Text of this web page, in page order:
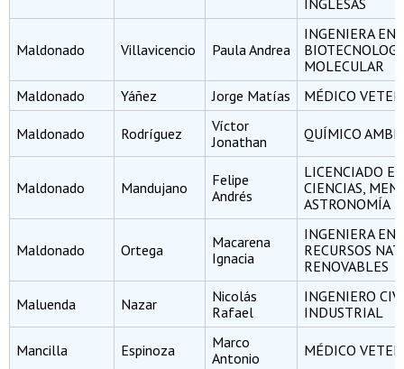
INGLESAS
Maldonado Villavicencio Paula Andrea
INGENIERA EN
MOLECULAR
Maldonado
Yáñez Jorge Matías MÉDICO
Maldonado Rodríguez
Víctor
Jonathan
QUÍMICO
Maldonado Mandujano
Felipe
Andrés
LICENCIADO EN
CIENCIAS,
ASTRONOMÍA
Maldonado Ortega
Macarena
Ignacia
INGENIERA EN
RECURSOS
RENOVABLES
Maluenda Nazar
Nicolás
Rafael
INGENIERO
INDUSTRIAL
Mancilla Espinoza
Marco
Antonio
MÉDICO